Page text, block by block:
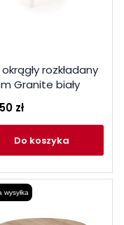
okrągły rozkładany
Granite biały
zł
do koszyka
wysyłka